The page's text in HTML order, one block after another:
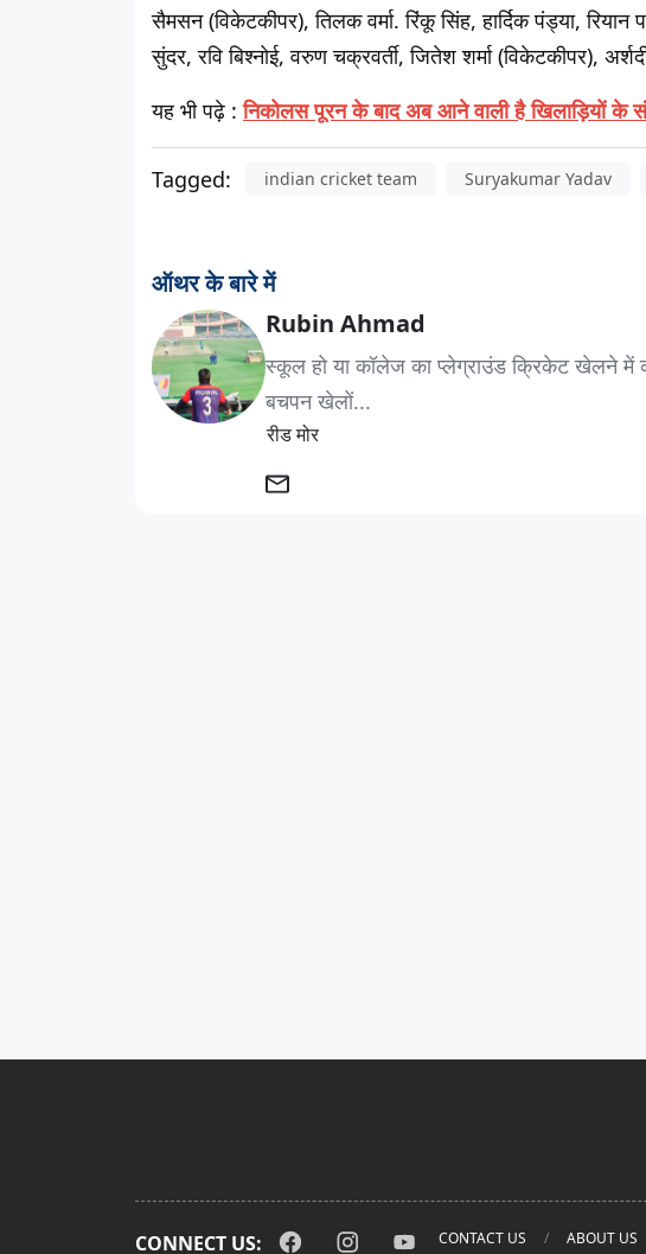
सैमसन (विकेटकीपर), तिलक वर्मा. रिंकू सिंह, हार्दिक पंड्या,
सुंदर, रवि बिश्नोई, वरुण चक्रवर्ती, जितेश शर्मा (विकेटकीपर),
यह भी पढ़े :निकोलस पूरन के बाद अब आने वाली है खिलाड़ियों के
Tagged: indian cricket team Suryakumar Yadav
ऑथर के बारे में
Rubin Ahmad
स्कूल हो या कॉलेज का प्लेग्राउंड क्रिकेट खेलने में
बचपन खेलों...
रीड मोर
CONNECT US: CONTACT US ABOUT US